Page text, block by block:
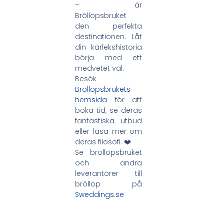
– är
Bröllopsbruket
den perfekta
destinationen. Låt
din kärlekshistoria
börja med ett
medvetet val.
Besök
Bröllopsbrukets
hemsida för att
boka tid, se deras
fantastiska utbud
eller läsa mer om
deras filosofi. ❤️
Se bröllopsbruket
och andra
leverantörer till
bröllop på
Sweddings.se